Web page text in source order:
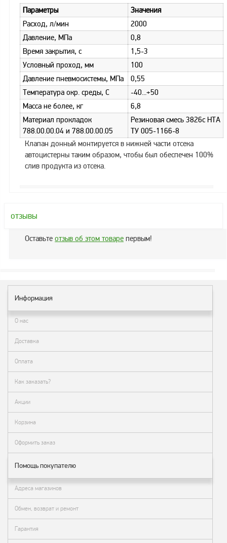
Продукция НПП
СЕНСОР
Газоаналитическое
оборудование
Эксплуатационное
оборудование
Аналоги запасных
частей из Артамида
ОБОРУДОВАНИЕ
БЕНЗОВОЗОВ И
МИНИ АЗС
ОБОРУДОВАНИЕ
АГЗС, ГНС
компании
Услуги
Распродажа
сделать
заказ?
Оплата
Доставка
и
самовывоз
возврат
Вакансии
Параметры
Значения
Расход, л/мин
2000
Давление, МПа
0,8
Время закрытия, с
1,5-3
Условный проход, мм
100
Давление пневмосистемы, МПа
0,55
Температура окр. среды, С
-40...+50
Масса не более, кг
6,8
Материал прокладок
788.00.00.04 и 788.00.00.05
Резиновая смесь 3826с НТА
ТУ 005-1166-8
Клапан донный монтируется в нижней части отсека
автоцистерны таким образом, чтобы был обеспечен 100%
слив продукта из отсека.
отзывы
Оставьте отзыв об этом товаре первым!
Информация
О нас
Доставка
Оплата
Как заказать?
Акции
Корзина
Оформить заказ
Помощь покупателю
Адреса магазинов
Обмен, возврат и ремонт
Гарантия